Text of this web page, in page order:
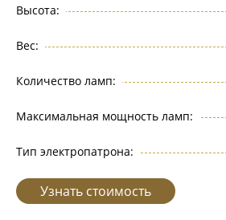
Высота:
Вес:
Количество ламп:
Максимальная мощность ламп:
Тип электропатрона:
Узнать стоимость